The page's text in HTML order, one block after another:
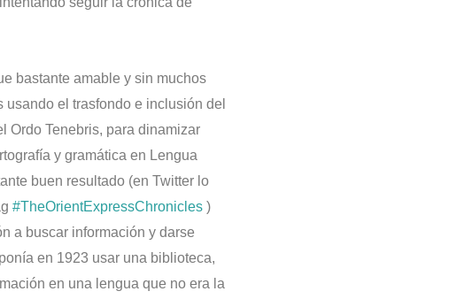
bastante amable y sin muchos
el trasfondo e inclusión del
Ordo Tenebris, para dinamizar
y gramática en Lengua
buen resultado (en Twitter lo
#TheOrientExpressChronicles)
a buscar información y darse
en 1923 usar una biblioteca,
en una lengua que no era la